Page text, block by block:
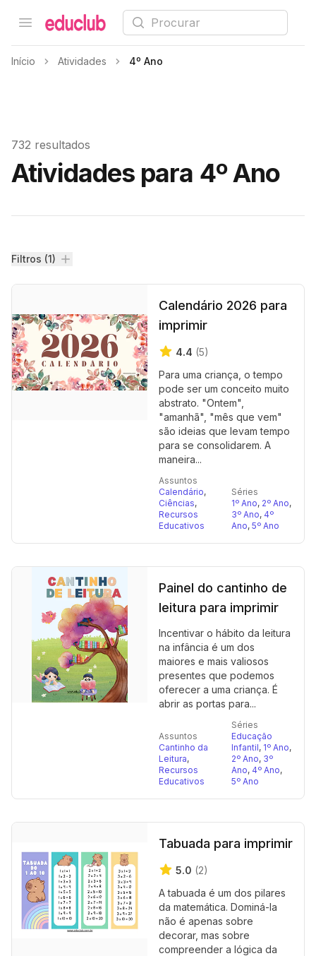
Open menu
Educlub Procurar
Início Atividades 4º Ano
732 resultados
Atividades para 4º Ano
Filtros
Filtros (1)
Calendário 2026 para
imprimir
4.4 (5)
Para uma criança, o tempo
pode ser um conceito muito
abstrato. "Ontem",
"amanhã", "mês que vem"
são ideias que levam tempo
para se consolidarem. A
maneira...
Assuntos
Calendário,
Ciências,
Recursos
Educativos
Séries
1º Ano, 2º Ano,
3º Ano, 4º
Ano, 5º Ano
Painel do cantinho de
leitura para imprimir
Incentivar o hábito da leitura
na infância é um dos
maiores e mais valiosos
presentes que podemos
oferecer a uma criança. É
abrir as portas para...
Assuntos
Cantinho da
Leitura,
Recursos
Educativos
Séries
Educação
Infantil, 1º Ano,
2º Ano, 3º
Ano, 4º Ano,
5º Ano
Tabuada para imprimir
5.0 (2)
A tabuada é um dos pilares
da matemática. Dominá-la
não é apenas sobre
decorar, mas sobre
compreender a lógica da